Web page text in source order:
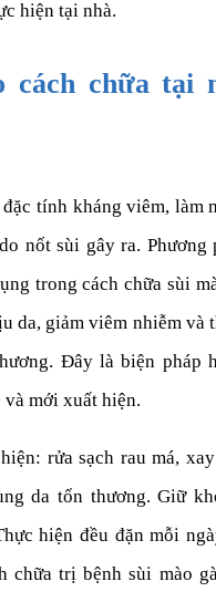
hiện tại nhà.
cách chữa tại
đặc tính kháng viêm, làm
nốt sùi gây ra. Phương
trong cách chữa sùi
da, giảm viêm nhiễm và
Đây là biện pháp
và mới xuất hiện.
rửa sạch rau má,
da tổn thương. Giữ
hiện đều đặn mỗi
chữa trị bệnh sùi mào